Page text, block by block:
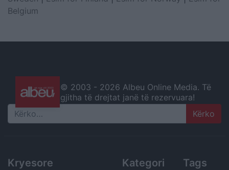
Belgium
© 2003 - 2026 Albeu Online Media. Të
gjitha të drejtat janë të rezervuara!
Search
Kryesore Kategori Tags